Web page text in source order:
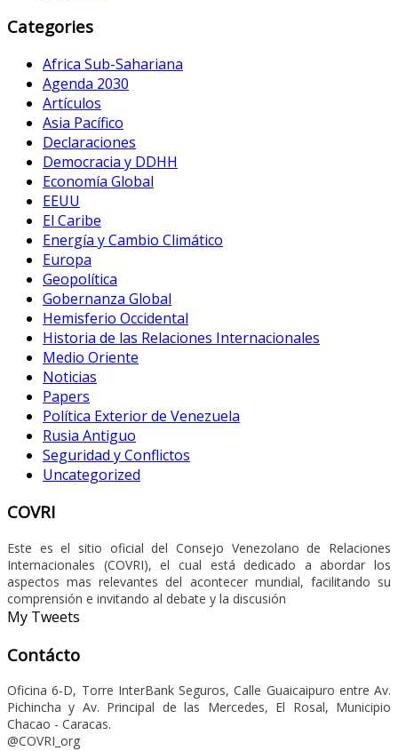
Categories
Africa Sub-Sahariana
Agenda 2030
Artículos
Asia Pacífico
Declaraciones
Democracia y DDHH
Economía Global
EEUU
El Caribe
Energía y Cambio Climático
Europa
Geopolítica
Gobernanza Global
Hemisferio Occidental
Historia de las Relaciones Internacionales
Medio Oriente
Noticias
Papers
Política Exterior de Venezuela
Rusia Antiguo
Seguridad y Conflictos
Uncategorized
COVRI
Este es el sitio oficial del Consejo Venezolano de Relaciones
Internacionales (COVRI), el cual está dedicado a abordar los
aspectos mas relevantes del acontecer mundial, facilitando su
comprensión e invitando al debate y la discusión
My Tweets
Contácto
Oficina 6-D, Torre InterBank Seguros, Calle Guaicaipuro entre Av.
Pichincha y Av. Principal de las Mercedes, El Rosal, Municipio
Chacao - Caracas.
@COVRI_org